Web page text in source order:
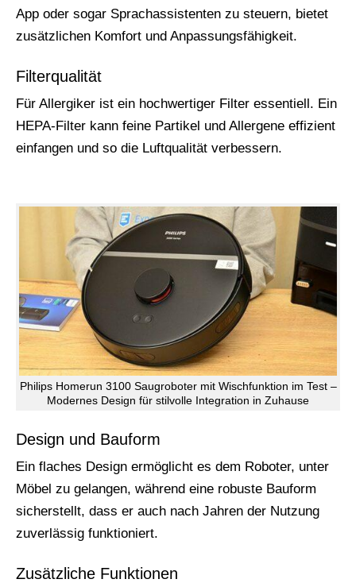
App oder sogar Sprachassistenten zu steuern, bietet
zusätzlichen Komfort und Anpassungsfähigkeit.
Filterqualität
Für Allergiker ist ein hochwertiger Filter essentiell. Ein
HEPA-Filter kann feine Partikel und Allergene effizient
einfangen und so die Luftqualität verbessern.
Philips Homerun 3100 Saugroboter mit Wischfunktion im Test –
Modernes Design für stilvolle Integration in Zuhause
Design und Bauform
Ein flaches Design ermöglicht es dem Roboter, unter
Möbel zu gelangen, während eine robuste Bauform
sicherstellt, dass er auch nach Jahren der Nutzung
zuverlässig funktioniert.
Zusätzliche Funktionen